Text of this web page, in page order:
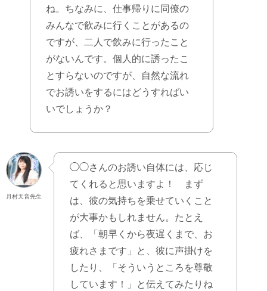
ね。ちなみに、仕事帰りに同僚の
みんなで飲みに行くことがあるの
ですが、二人で飲みに行ったこと
がないんです。個人的に誘ったこ
とすらないのですが、自然な流れ
でお誘いをするにはどうすればい
いでしょうか？
月村天音先生
◯◯さんのお誘い自体には、応じ
てくれると思いますよ！ まず
は、彼の気持ちを乗せていくこと
が大事かもしれません。たとえ
ば、「朝早くから夜遅くまで、お
疲れさまです」と、彼に声掛けを
したり、「そういうところを尊敬
しています！」と伝えてみたりね